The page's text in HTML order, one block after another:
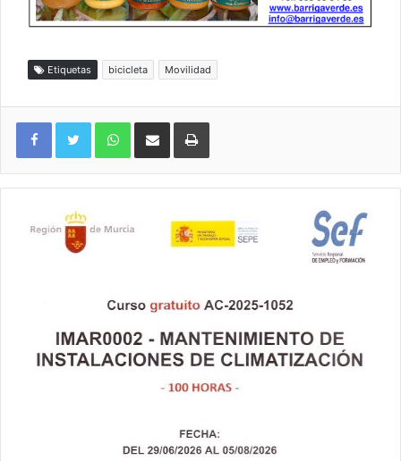
Etiquetas bicicleta Movilidad
WhatsAppCompartir por correo electrónicoImprimir